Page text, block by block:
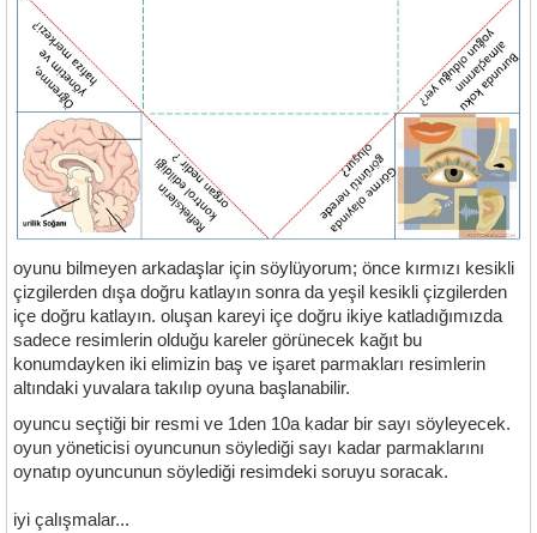
oyunu bilmeyen arkadaşlar için söylüyorum; önce kırmızı kesikli
çizgilerden dışa doğru katlayın sonra da yeşil kesikli çizgilerden
içe doğru katlayın. oluşan kareyi içe doğru ikiye katladığımızda
sadece resimlerin olduğu kareler görünecek kağıt bu
konumdayken iki elimizin baş ve işaret parmakları resimlerin
altındaki yuvalara takılıp oyuna başlanabilir.
oyuncu seçtiği bir resmi ve 1den 10a kadar bir sayı söyleyecek.
oyun yöneticisi oyuncunun söylediği sayı kadar parmaklarını
oynatıp oyuncunun söylediği resimdeki soruyu soracak.
iyi çalışmalar...